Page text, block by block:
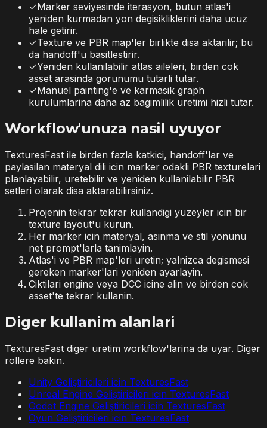
✓Marker seviyesinde iterasyon, butun atlas'i
yeniden kurmadan yon degisikliklerini daha ucuz
hale getirir.
✓Texture ve PBR map'ler birlikte disa aktarilir; bu
da handoff'u basitlestirir.
✓Yeniden kullanilabilir atlas aileleri, birden cok
asset arasinda gorunumu tutarli tutar.
✓Manuel painting'e ve karmasik graph
kurulumlarina daha az bagimlilik uretimi hizli tutar.
Workflow'unuza nasil uyuyor
TexturesFast ile birden fazla katkici, handoff'lar ve
paylasilan materyal dili icin marker odakli PBR texturelari
planlayabilir, uretebilir ve yeniden kullanilabilir PBR
setleri olarak disa aktarabilirsiniz.
Projenin tekrar tekrar kullandigi yuzeyler icin bir
texture layout'u kurun.
Her marker icin materyal, asinma ve stil yonunu
net prompt'larla tanimlayin.
Atlas'i ve PBR map'leri uretin; yalnizca degismesi
gereken marker'lari yeniden ayarlayin.
Ciktilari engine veya DCC icine alin ve birden cok
asset'te tekrar kullanin.
Diger kullanim alanlari
TexturesFast diger uretim workflow'larina da uyar. Diger
rollere bakin.
Unity Geliştiricileri icin TexturesFast
Unreal Engine Geliştiricileri icin TexturesFast
Godot Engine Geliştiricileri icin TexturesFast
Oyun Geliştiricileri icin TexturesFast